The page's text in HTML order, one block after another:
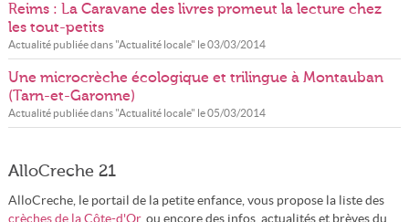
Reims : La Caravane des livres promeut la lecture chez
les tout-petits
Actualité publiée dans "Actualité locale" le03/03/2014
Une microcrèche écologique et trilingue à Montauban
(Tarn-et-Garonne)
Actualité publiée dans "Actualité locale" le05/03/2014
AlloCreche 21
AlloCreche, le portail de la petite enfance, vous propose la liste des
crèches de la Côte-d'Or, ou encore des infos, actualités et brèves du